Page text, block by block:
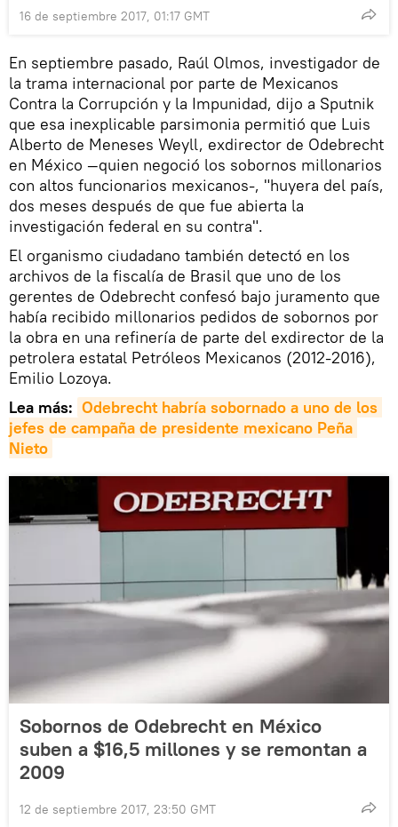
16 de septiembre 2017, 01:17 GMT
En septiembre pasado, Raúl Olmos, investigador de
la trama internacional por parte de Mexicanos
Contra la Corrupción y la Impunidad, dijo a Sputnik
que esa inexplicable parsimonia permitió que Luis
Alberto de Meneses Weyll, exdirector de Odebrecht
en México —quien negoció los sobornos millonarios
con altos funcionarios mexicanos-, "huyera del país,
dos meses después de que fue abierta la
investigación federal en su contra".
El organismo ciudadano también detectó en los
archivos de la fiscalía de Brasil que uno de los
gerentes de Odebrecht confesó bajo juramento que
había recibido millonarios pedidos de sobornos por
la obra en una refinería de parte del exdirector de la
petrolera estatal Petróleos Mexicanos (2012-2016),
Emilio Lozoya.
Lea más: Odebrecht habría sobornado a uno de los
jefes de campaña de presidente mexicano Peña
Nieto
Sobornos de Odebrecht en México
suben a $16,5 millones y se remontan a
2009
12 de septiembre 2017, 23:50 GMT